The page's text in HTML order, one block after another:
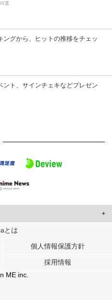
選
ングから、ヒットの推移をチェッ
ント、サインチェキなどプレゼン
ーザーに合わせたコンテンツや広告の
ートナーに提供しています。
各パートナーに提供した他の情報や、
用したときに収集した他の情報を組み
とは
個人情報保護方針
採用情報
ME inc.